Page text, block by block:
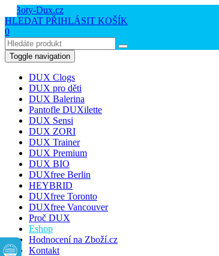
HLEDAT PŘIHLÁSIT KOŠÍK
0
Toggle navigation
DUX Clogs
DUX pro děti
DUX Balerina
Pantofle DUXilette
DUX Sensi
DUX ZORI
DUX Trainer
DUX Premium
DUX BIO
DUXfree Berlin
HEYBRID
DUXfree Toronto
DUXfree Vancouver
Proč DUX
Eshop
Hodnocení na Zboží.cz
Kontakt